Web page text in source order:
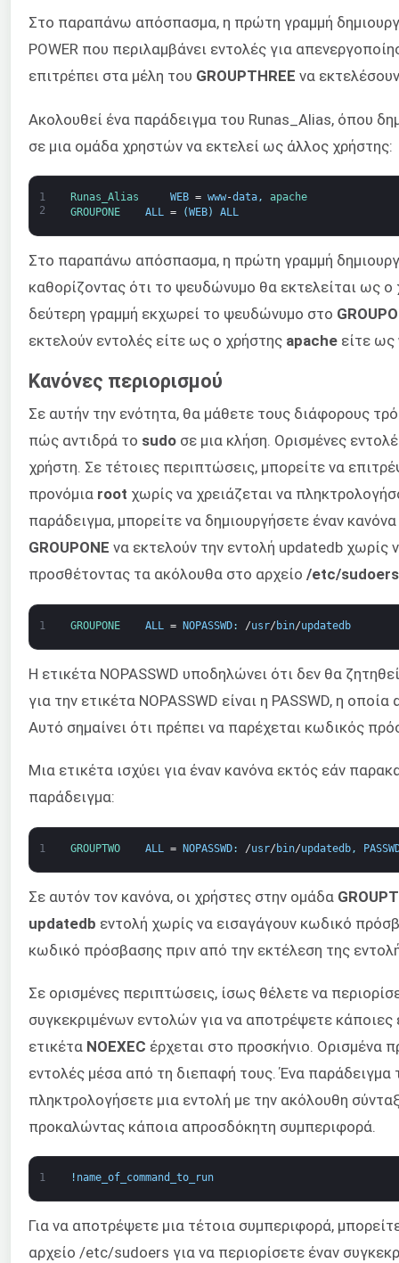
Στο παραπάνω απόσπασμα, η πρώτη γραμμή
POWER που περιλαμβάνει εντολές για
επιτρέπει στα μέλη του GROUPTHREE να
Ακολουθεί ένα παράδειγμα του Runas_Alias, όπου
σε μια ομάδα χρηστών να εκτελεί ως άλλος χρήστης:
1
2
Runas_Alias WEB = www-data,
apache
GROUPONE ALL = (WEB) ALL
Στο παραπάνω απόσπασμα, η πρώτη γραμμή
καθορίζοντας ότι το ψευδώνυμο θα εκτελείται ως
δεύτερη γραμμή εκχωρεί το ψευδώνυμο στο
εκτελούν εντολές είτε ως ο χρήστης apache είτε ως
Κανόνες περιορισμού
Σε αυτήν την ενότητα, θα μάθετε τους διάφορους
πώς αντιδρά το sudo σε μια κλήση. Ορισμένες
χρήστη. Σε τέτοιες περιπτώσεις, μπορείτε να
προνόμια root χωρίς να χρειάζεται να
παράδειγμα, μπορείτε να δημιουργήσετε έναν
GROUPONE να εκτελούν την εντολή updatedb χωρίς
προσθέτοντας τα ακόλουθα στο αρχείο /etc/sudoers
1 GROUPONE ALL = NOPASSWD: /usr/ bin/updatedb
Η ετικέτα NOPASSWD υποδηλώνει ότι δεν θα
για την ετικέτα NOPASSWD είναι η PASSWD, η
Αυτό σημαίνει ότι πρέπει να παρέχεται κωδικός
Μια ετικέτα ισχύει για έναν κανόνα εκτός εάν
παράδειγμα:
1 GROUPTWO ALL = NOPASSWD: /usr/ bin/updatedb,
Σε αυτόν τον κανόνα, οι χρήστες στην ομάδα
updatedb εντολή χωρίς να εισαγάγουν κωδικό
κωδικό πρόσβασης πριν από την εκτέλεση της
Σε ορισμένες περιπτώσεις, ίσως θέλετε να
συγκεκριμένων εντολών για να αποτρέψετε κάποιες
ετικέτα NOEXEC έρχεται στο προσκήνιο. Ορισμένα
εντολές μέσα από τη διεπαφή τους. Ένα παράδειγμα
πληκτρολογήσετε μια εντολή με την ακόλουθη
προκαλώντας κάποια απροσδόκητη συμπεριφορά.
1 ! name_of_command_to_run
Για να αποτρέψετε μια τέτοια συμπεριφορά,
αρχείο /etc/sudoers για να περιορίσετε έναν